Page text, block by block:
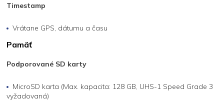
Timestamp
Vrátane GPS, dátumu a času
Pamäť
Podporované SD karty
MicroSD karta (Max. kapacita: 128 GB, UHS-1 Speed Grade 3
vyžadovaná)